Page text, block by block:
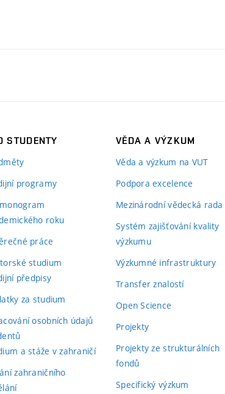
STUDENTY
programy
roku
práce
studium
předpisy
za studium
osobních údajů
a stáže v zahraničí
zahraničního
VĚDA A VÝZKUM
Věda a výzkum na VUT
Podpora excelence
Mezinárodní vědecká rada
Systém zajišťování kvality
výzkumu
Výzkumné infrastruktury
Transfer znalostí
Open Science
Projekty
Projekty ze strukturálních
fondů
Specifický výzkum